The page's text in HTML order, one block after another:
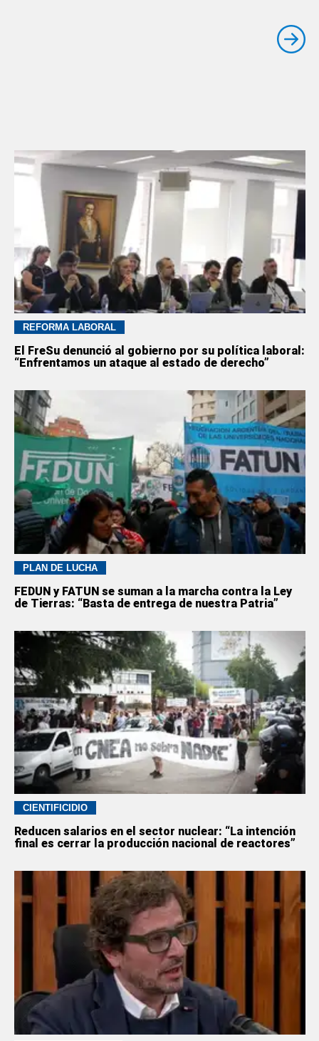
REFORMA LABORAL
El FreSu denunció al gobierno por su política laboral:
“Enfrentamos un ataque al estado de derecho”
PLAN DE LUCHA
FEDUN y FATUN se suman a la marcha contra la Ley
de Tierras: “Basta de entrega de nuestra Patria”
CIENTIFICIDIO
Reducen salarios en el sector nuclear: “La intención
final es cerrar la producción nacional de reactores”